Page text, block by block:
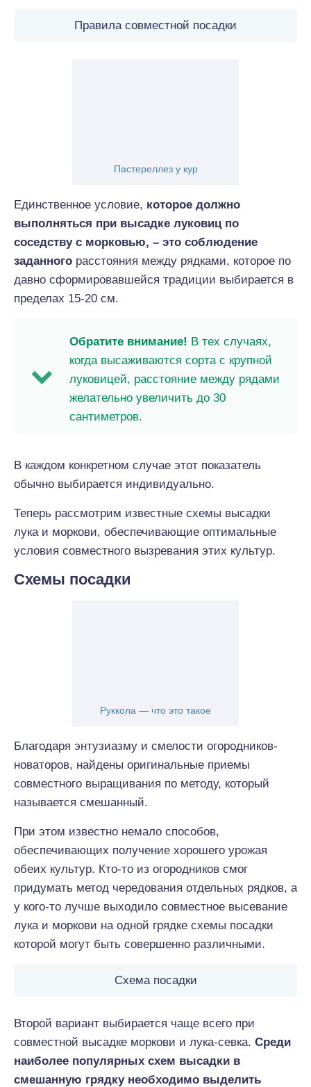
Правила совместной посадки
Пастереллез у кур
Единственное условие, которое должно
выполняться при высадке луковиц по
соседству с морковью, – это соблюдение
заданного расстояния между рядками, которое по
давно сформировавшейся традиции выбирается в
пределах 15-20 см.
Обратите внимание! В тех случаях,
когда высаживаются сорта с крупной
луковицей, расстояние между рядами
желательно увеличить до 30
сантиметров.
В каждом конкретном случае этот показатель
обычно выбирается индивидуально.
Теперь рассмотрим известные схемы высадки
лука и моркови, обеспечивающие оптимальные
условия совместного вызревания этих культур.
Схемы посадки
Руккола — что это такое
Благодаря энтузиазму и смелости огородников-
новаторов, найдены оригинальные приемы
совместного выращивания по методу, который
называется смешанный.
При этом известно немало способов,
обеспечивающих получение хорошего урожая
обеих культур. Кто-то из огородников смог
придумать метод чередования отдельных рядков, а
у кого-то лучше выходило совместное высевание
лука и моркови на одной грядке схемы посадки
которой могут быть совершенно различными.
Схема посадки
Второй вариант выбирается чаще всего при
совместной высадке моркови и лука-севка. Среди
наиболее популярных схем высадки в
смешанную грядку необходимо выделить